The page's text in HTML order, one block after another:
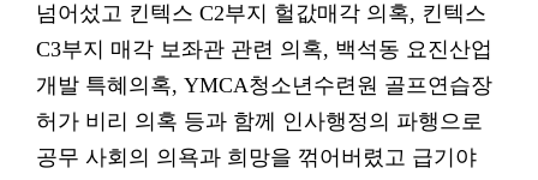
넘어섰고 킨텍스 C2부지 헐값매각 의혹, 킨텍스
C3부지 매각 보좌관 관련 의혹, 백석동 요진산업
개발 특혜의혹, YMCA청소년수련원 골프연습장
허가 비리 의혹 등과 함께 인사행정의 파행으로
공무 사회의 의욕과 희망을 꺾어버렸고 급기야